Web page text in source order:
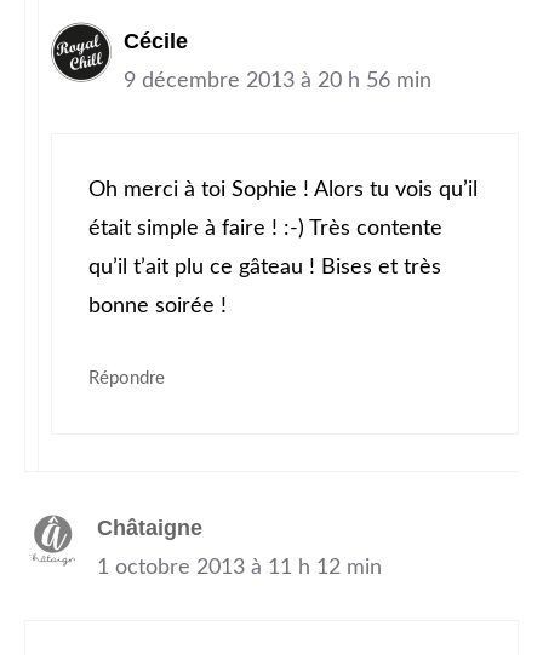
Cécile
9 décembre 2013 à 20 h 56 min
Oh merci à toi Sophie ! Alors tu vois qu’il
était simple à faire ! :-) Très contente
qu’il t’ait plu ce gâteau ! Bises et très
bonne soirée !
Répondre
Châtaigne
1 octobre 2013 à 11 h 12 min